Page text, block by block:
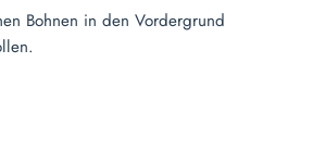
Bohnen in den Vordergrund